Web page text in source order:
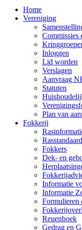
Home
Vereniging
Commissies
Inloggen
Lid worden
Verslagen
Aanvraag
Statuten
Plan van
Fokkerij
Rasstandaard
Fokkers
Dek- en
Informatie
Informatie
Formulieren
Reuenboek
Gedrag en